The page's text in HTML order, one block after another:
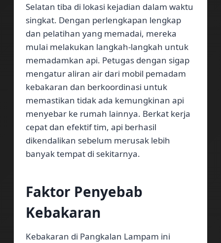
Selatan tiba di lokasi kejadian dalam waktu
singkat. Dengan perlengkapan lengkap
dan pelatihan yang memadai, mereka
mulai melakukan langkah-langkah untuk
memadamkan api. Petugas dengan sigap
mengatur aliran air dari mobil pemadam
kebakaran dan berkoordinasi untuk
memastikan tidak ada kemungkinan api
menyebar ke rumah lainnya. Berkat kerja
cepat dan efektif tim, api berhasil
dikendalikan sebelum merusak lebih
banyak tempat di sekitarnya.
Faktor Penyebab
Kebakaran
Kebakaran di Pangkalan Lampam ini